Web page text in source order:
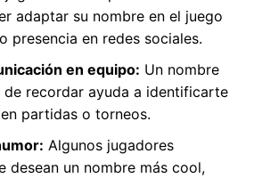
adaptar su nombre en el juego
presencia en redes sociales.
en equipo: Un nombre
recordar ayuda a identificarte
partidas o torneos.
Algunos jugadores
desean un nombre más cool,